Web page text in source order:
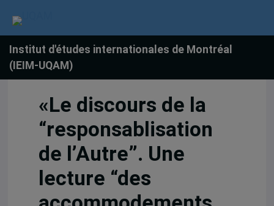
Institut d'études internationales de Montréal
(IEIM-UQAM)
«Le discours de la
“responsablisation
de l’Autre”. Une
lecture “des